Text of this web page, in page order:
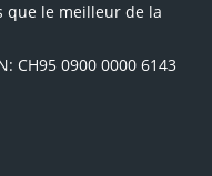
que le meilleur de la
CH95 0900 0000 6143